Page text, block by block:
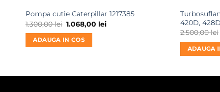
Pompa cutie Caterpillar 1217385
1.300,00lei Prețul
inițial
a
fost:
1.068,00 leiPrețul
ADAUGA IN COS
420D,
2.500,00lei
ADAUGA